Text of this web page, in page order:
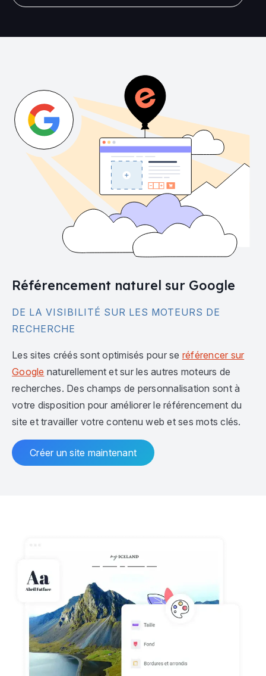
Référencement naturel sur Google
DE LA VISIBILITÉ SUR LES MOTEURS DE
RECHERCHE
Les sites créés sont optimisés pour se référencer sur
Google naturellement et sur les autres moteurs de
recherches. Des champs de personnalisation sont à
votre disposition pour améliorer le référencement du
site et travailler votre contenu web et ses mots clés.
Créer un site maintenant